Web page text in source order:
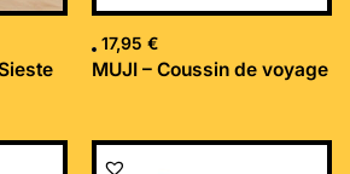
17,95 €
MUJI – Coussin de voyage
Le
Le